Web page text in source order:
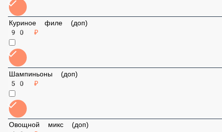
Кальмар (доп)
100 ₽
Куриное филе (доп)
90 ₽
Шампиньоны (доп)